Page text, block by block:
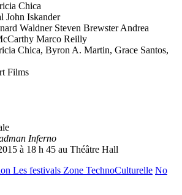
Chica
John Iskander
Waldner Steven Brewster Andrea
Marco Reilly
Chica, Byron A. Martin, Grace Santos,
Films
Inferno
à 18 h 45 au Théâtre Hall
Les festivals Zone TechnoCulturelle No